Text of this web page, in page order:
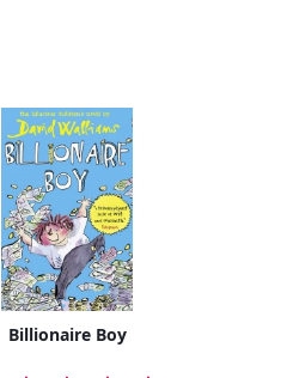
Billionaire Boy